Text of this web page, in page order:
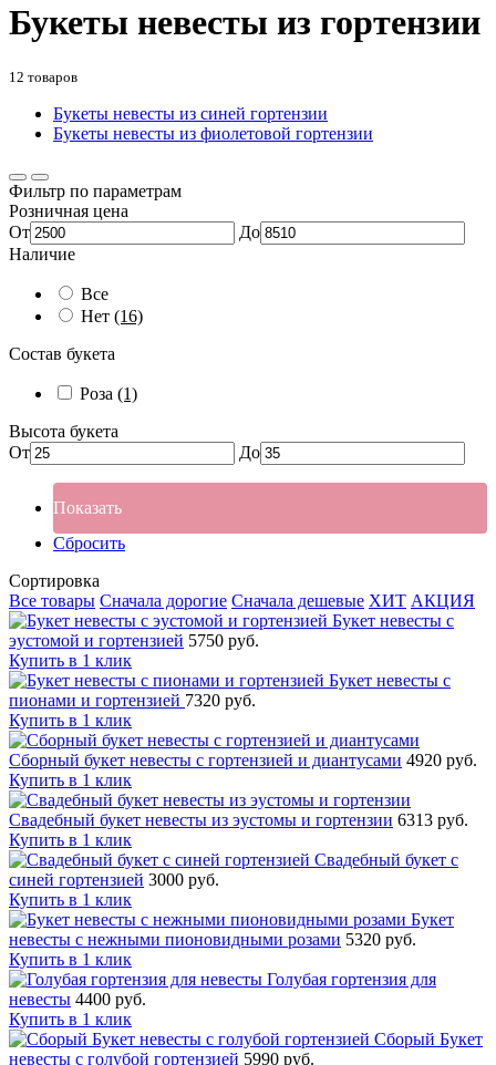
Букеты невесты из гортензии
12 товаров
Букеты невесты из синей гортензии
Букеты невесты из фиолетовой гортензии
Фильтр по параметрам
Розничная цена
От
До
Наличие
Все
Нет (16)
Состав букета
Роза (1)
Высота букета
От
До
Показать
Сбросить
Сортировка
Все товары Сначала дорогие Сначала дешевые ХИТ АКЦИЯ
Букет невесты с
эустомой и гортензией 5750 руб.
Купить в 1 клик
Букет невесты с
пионами и гортензией 7320 руб.
Купить в 1 клик
Сборный букет невесты с гортензией и диантусами 4920 руб.
Купить в 1 клик
Свадебный букет невесты из эустомы и гортензии 6313 руб.
Купить в 1 клик
Свадебный букет с
синей гортензией 3000 руб.
Купить в 1 клик
Букет
невесты с нежными пионовидными розами 5320 руб.
Купить в 1 клик
Голубая гортензия для
невесты 4400 руб.
Купить в 1 клик
Сборый Букет
невесты с голубой гортензией 5990 руб.